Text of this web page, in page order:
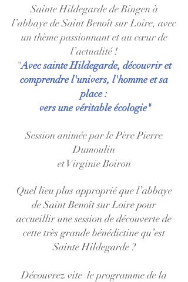
Sainte Hildegarde de Bingen à
l’abbaye de Saint Benoît sur Loire, avec
un thème passionnant et au cœur de
l’actualité !
"Avec sainte Hildegarde, découvrir et
comprendre l'univers, l'homme et sa
place :
vers une véritable écologie"
Session animée par le Père Pierre
Dumoulin
et Virginie Boiron
Quel lieu plus approprié que l’abbaye
de Saint Benoît sur Loire pour
accueillir une session de découverte de
cette très grande bénédictine qu’est
Sainte Hildegarde ?
Découvrez vite le programme de la